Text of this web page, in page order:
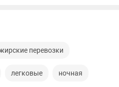
перевозки
легковые ночная